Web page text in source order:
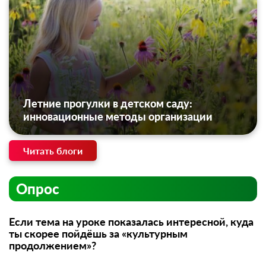
Летние прогулки в детском саду:
инновационные методы организации
Читать блоги
Опрос
Если тема на уроке показалась интересной, куда
ты скорее пойдёшь за «культурным
продолжением»?